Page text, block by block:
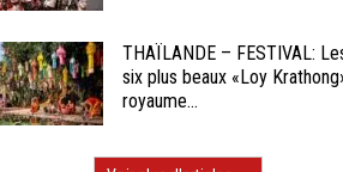
THAÏLANDE – FESTIVAL:
six plus beaux «Loy
royaume...